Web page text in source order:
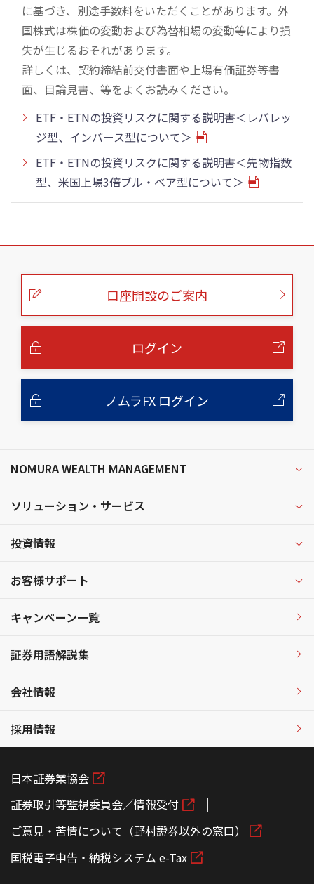
に基づき、別途手数料をいただくことがあります。外
国株式は株価の変動および為替相場の変動等により損
失が生じるおそれがあります。
詳しくは、契約締結前交付書面や上場有価証券等書
面、目論見書、等をよくお読みください。
ETF・ETNの投資リスクに関する説明書＜レバレッ
ジ型、インバース型について＞
ETF・ETNの投資リスクに関する説明書＜先物指数
型、米国上場3倍ブル・ベア型について＞
こ
口座開設のご案内
ログイン
ノムラFX ログイン
NOMURA WEALTH MANAGEMENT
ソリューション・サービス
投資情報
お客様サポート
キャンペーン一覧
証券用語解説集
会社情報
採用情報
日本証券業協会
証券取引等監視委員会／情報受付
ご意見・苦情について（野村證券以外の窓口）
国税電子申告・納税システム e-Tax